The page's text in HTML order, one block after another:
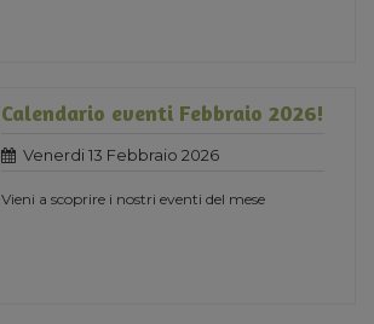
Calendario eventi Febbraio 2026!
Venerdi 13 Febbraio 2026
Vieni a scoprire i nostri eventi del mese